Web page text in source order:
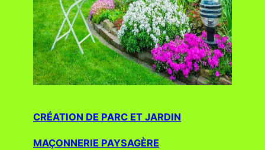
CRÉATION DE PARC ET JARDIN
MAÇONNERIE PAYSAGÈRE